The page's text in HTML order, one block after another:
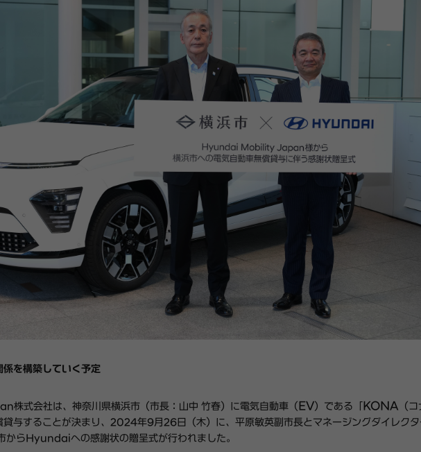
係を構築していく予定
株式会社 は、神奈川県横浜市（市長：山中 竹春） に電気自動車（ EV）である KONA （
貸与することが決まり、 2024年9月 26 日（木）に、 平原敏英副市長とマネージングダイレク
から Hyundaiへの感謝状の贈呈式が行われました。